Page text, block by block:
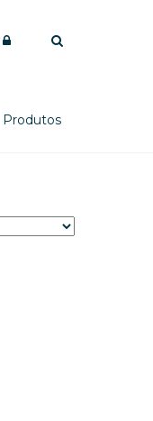
Produtos